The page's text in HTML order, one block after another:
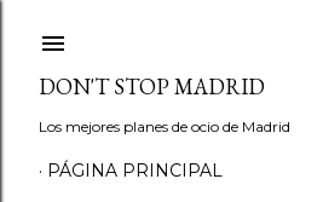
DON'T STOP MADRID
Los mejores planes de ocio de Madrid
PÁGINA PRINCIPAL